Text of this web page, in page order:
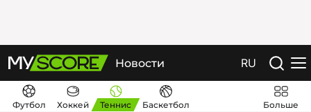
Новости RU
Футбол Хоккей Теннис Баскетбол
Больше